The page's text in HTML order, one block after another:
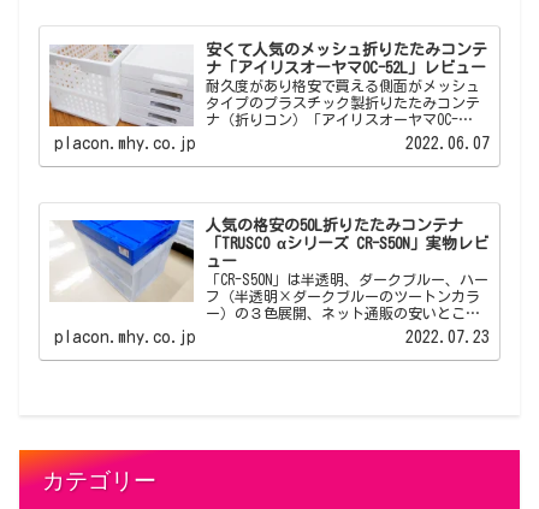
安くて人気のメッシュ折りたたみコンテ
ナ「アイリスオーヤマOC-52L」レビュー
耐久度があり格安で買える側面がメッシュ
タイプのプラスチック製折りたたみコンテ
ナ（折りコン）「アイリスオーヤマOC-
52L」のレビューです。 アイリスオーヤマ
OC-52Lは人から見られる店舗やオフィスと
いった場所でも倉庫っぽくならない折りた
placon.mhy.co.jp 2022.06.07
人気の格安の50L折りたたみコンテナ
「TRUSCO αシリーズ CR-S50N」実物レビ
ュー
「CR-S50N」は半透明、ダークブルー、ハー
フ（半透明×ダークブルーのツートンカラ
ー）の３色展開、ネット通販の安いところ
では1500円以下から出品されている人気の
折りたたみコンテナです。 それなりの数の
折りたたみコンテナを揃えたい、頑丈で長
placon.mhy.co.jp 2022.07.23
カテゴリー